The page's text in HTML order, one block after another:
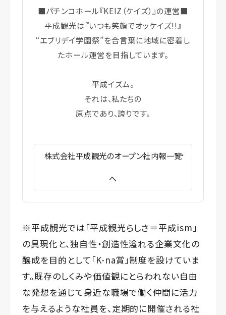
■パチンコホール『KEIZ（ケイズ）』の運営■
平成観光は『いつも笑顔でオッケイズ!!』
“エブリデイ学園祭”を合言葉に地域に密着し
たホール運営を目指しています。
平成イズム。
それは、私たちの
原点であり、誇りです。
株式会社平成観光のオープン社内報一覧
へ
※平成観光では「平成観光らしさ＝平成ism」
の具現化と、独自性・創造性溢れる企業文化の
醸成を目的として「K-na賞」制度を設けていま
す。既存のしくみや価値観にとらわれない自由
な発想を通じて身近な職場で働く仲間に活力
を与えるような社員を、定期的に開催される社